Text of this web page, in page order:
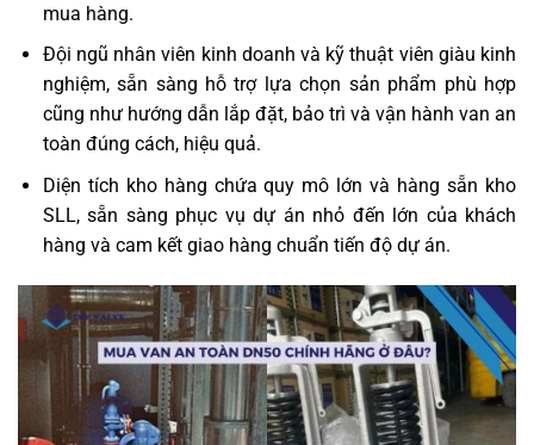
mua hàng.
Đội ngũ nhân viên kinh doanh và kỹ thuật viên giàu kinh
nghiệm, sẵn sàng hỗ trợ lựa chọn sản phẩm phù hợp
cũng như hướng dẫn lắp đặt, bảo trì và vận hành van an
toàn đúng cách, hiệu quả.
Diện tích kho hàng chứa quy mô lớn và hàng sẵn kho
SLL, sẵn sàng phục vụ dự án nhỏ đến lớn của khách
hàng và cam kết giao hàng chuẩn tiến độ dự án.